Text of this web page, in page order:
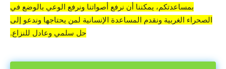
بمساعدتكم، يمكننا أن نرفع أصواتنا ونرفع الوعي بالوضع في
الصحراء الغربية ونقدم المساعدة الإنسانية لمن يحتاجها وندعو إلى
حل سلمي وعادل للنزاع.